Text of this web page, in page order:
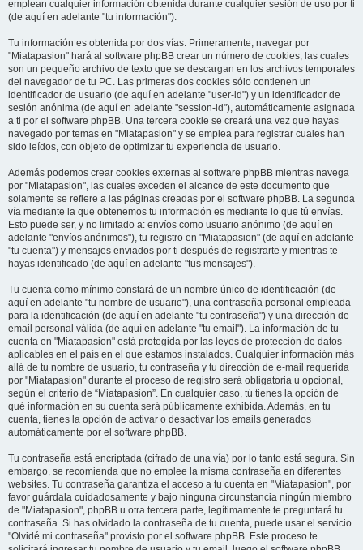
emplean cualquier información obtenida durante cualquier sesión de uso por ti
(de aquí en adelante "tu información").
Tu información es obtenida por dos vías. Primeramente, navegar por
"Miatapasion" hará al software phpBB crear un número de cookies, las cuales
son un pequeño archivo de texto que se descargan en los archivos temporales
del navegador de tu PC. Las primeras dos cookies sólo contienen un
identificador de usuario (de aquí en adelante "user-id") y un identificador de
sesión anónima (de aquí en adelante "session-id"), automáticamente asignada
a ti por el software phpBB. Una tercera cookie se creará una vez que hayas
navegado por temas en "Miatapasion" y se emplea para registrar cuales han
sido leídos, con objeto de optimizar tu experiencia de usuario.
Además podemos crear cookies externas al software phpBB mientras navega
por "Miatapasion", las cuales exceden el alcance de este documento que
solamente se refiere a las páginas creadas por el software phpBB. La segunda
vía mediante la que obtenemos tu información es mediante lo que tú envías.
Esto puede ser, y no limitado a: envíos como usuario anónimo (de aquí en
adelante "envíos anónimos"), tu registro en "Miatapasion" (de aquí en adelante
"tu cuenta") y mensajes enviados por ti después de registrarte y mientras te
hayas identificado (de aquí en adelante "tus mensajes").
Tu cuenta como mínimo constará de un nombre único de identificación (de
aquí en adelante "tu nombre de usuario"), una contraseña personal empleada
para la identificación (de aquí en adelante "tu contraseña") y una dirección de
email personal válida (de aquí en adelante "tu email"). La información de tu
cuenta en "Miatapasion" está protegida por las leyes de protección de datos
aplicables en el país en el que estamos instalados. Cualquier información más
allá de tu nombre de usuario, tu contraseña y tu dirección de e-mail requerida
por "Miatapasion" durante el proceso de registro será obligatoria u opcional,
según el criterio de “Miatapasion”. En cualquier caso, tú tienes la opción de
qué información en su cuenta será públicamente exhibida. Además, en tu
cuenta, tienes la opción de activar o desactivar los emails generados
automáticamente por el software phpBB.
Tu contraseña está encriptada (cifrado de una vía) por lo tanto está segura. Sin
embargo, se recomienda que no emplee la misma contraseña en diferentes
websites. Tu contraseña garantiza el acceso a tu cuenta en "Miatapasion", por
favor guárdala cuidadosamente y bajo ninguna circunstancia ningún miembro
de "Miatapasion", phpBB u otra tercera parte, legítimamente te preguntará tu
contraseña. Si has olvidado la contraseña de tu cuenta, puede usar el servicio
"Olvidé mi contraseña" provisto por el software phpBB. Este proceso te